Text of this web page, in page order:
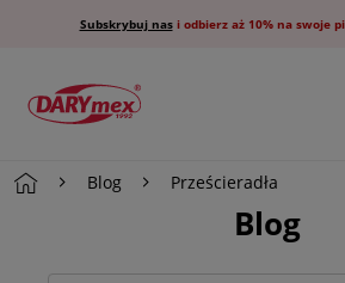
Subskrybuj nasi odbierz aż 10% na swoje
Blog Prześcieradła
Blog